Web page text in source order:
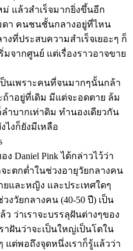
แล้วสำเร็จมากยิ่งขึ้นอีก
า คนชนชั้นกลางอยู่ที่ไหน
งที่ประสบความสำเร็จเยอะๆ ก็
จากศูนย์ แต่เรื่องราวอาจขาย
ป็นเพราะคนที่จนมากๆนั้นกล้า
ถ้าอยู่ที่เดิม มีแต่จะอดตาย ล้ม
ำบากเท่าดิม ทำนองเดียวกัน
ไงก็ยังมีเหลือ
ง Daniel Pink ได้กล่าวไว้ว่า
ะตกต่ำในช่วงอายุวัยกลางคน
ยและหญิง และประเทศใดๆ
วัยกลางคน (40-50 ปี) เป็น
ว ว่าเราจะบรรลุฝันต่างๆของ
าฝันว่าจะเป็นใหญ่เป็นโตใน
แต่พอถึงจุดหนึ่งเราก็รู้แล้วว่า